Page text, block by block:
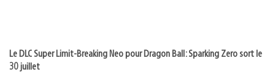
Le DLC Super Limit-Breaking Neo pour Dragon Ball: Sparking Zero sort le
30 juillet